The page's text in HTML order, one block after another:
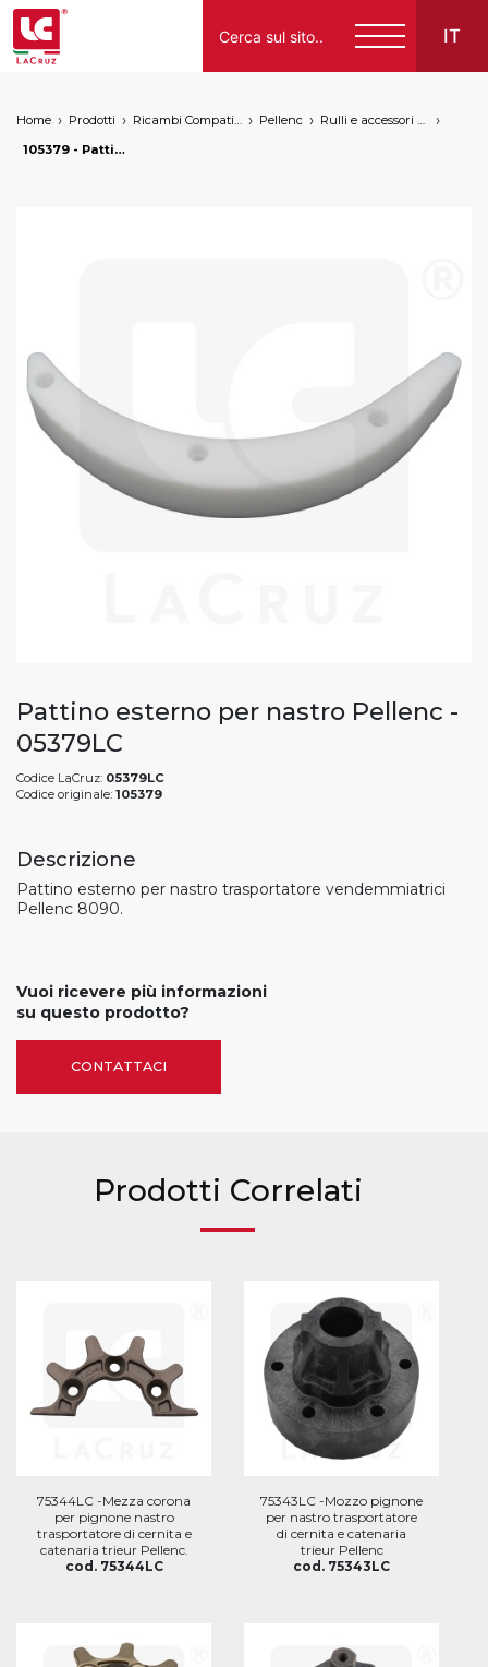
IT
Italiano
Home Prodotti Ricambi Compatibili per Vendemmiatrici a Marchio Pellenc
Rulli e accessori per trasporto
105379 - Pattino esterno per nastro Pellenc, markets: []string{"A", "B", "AU"}
Pattino esterno per nastro Pellenc -
05379LC
Codice LaCruz: 05379LC
Codice originale: 105379
Descrizione
Pattino esterno per nastro trasportatore vendemmiatrici
Pellenc 8090.
Vuoi ricevere più informazioni
su questo prodotto?
CONTATTACI
Prodotti Correlati
75344LC -Mezza corona
per pignone nastro
trasportatore di cernita e
catenaria trieur Pellenc.
cod. 75344LC
75343LC -Mozzo pignone
per nastro trasportatore
di cernita e catenaria
trieur Pellenc
cod. 75343LC